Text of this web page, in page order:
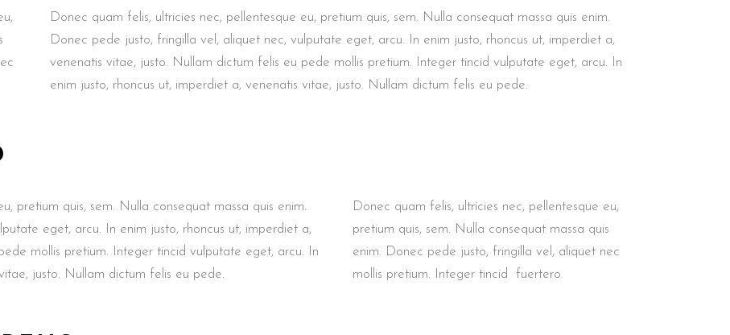
Donec quam felis, ultricies nec, pellentesque eu, pretium quis, sem. Nulla consequat massa quis enim.
Donec pede justo, fringilla vel, aliquet nec, vulputate eget, arcu. In enim justo, rhoncus ut, imperdiet a,
venenatis vitae, justo. Nullam dictum felis eu pede mollis pretium. Integer tincid vulputate eget, arcu. In
enim justo, rhoncus ut, imperdiet a, venenatis vitae, justo. Nullam dictum felis eu pede.
pretium quis, sem. Nulla consequat massa quis enim.
eget, arcu. In enim justo, rhoncus ut, imperdiet a,
mollis pretium. Integer tincid vulputate eget, arcu. In
justo. Nullam dictum felis eu pede.
Donec quam felis, ultricies nec, pellentesque eu,
pretium quis, sem. Nulla consequat massa quis
enim. Donec pede justo, fringilla vel, aliquet nec
mollis pretium. Integer tincid fuertero.